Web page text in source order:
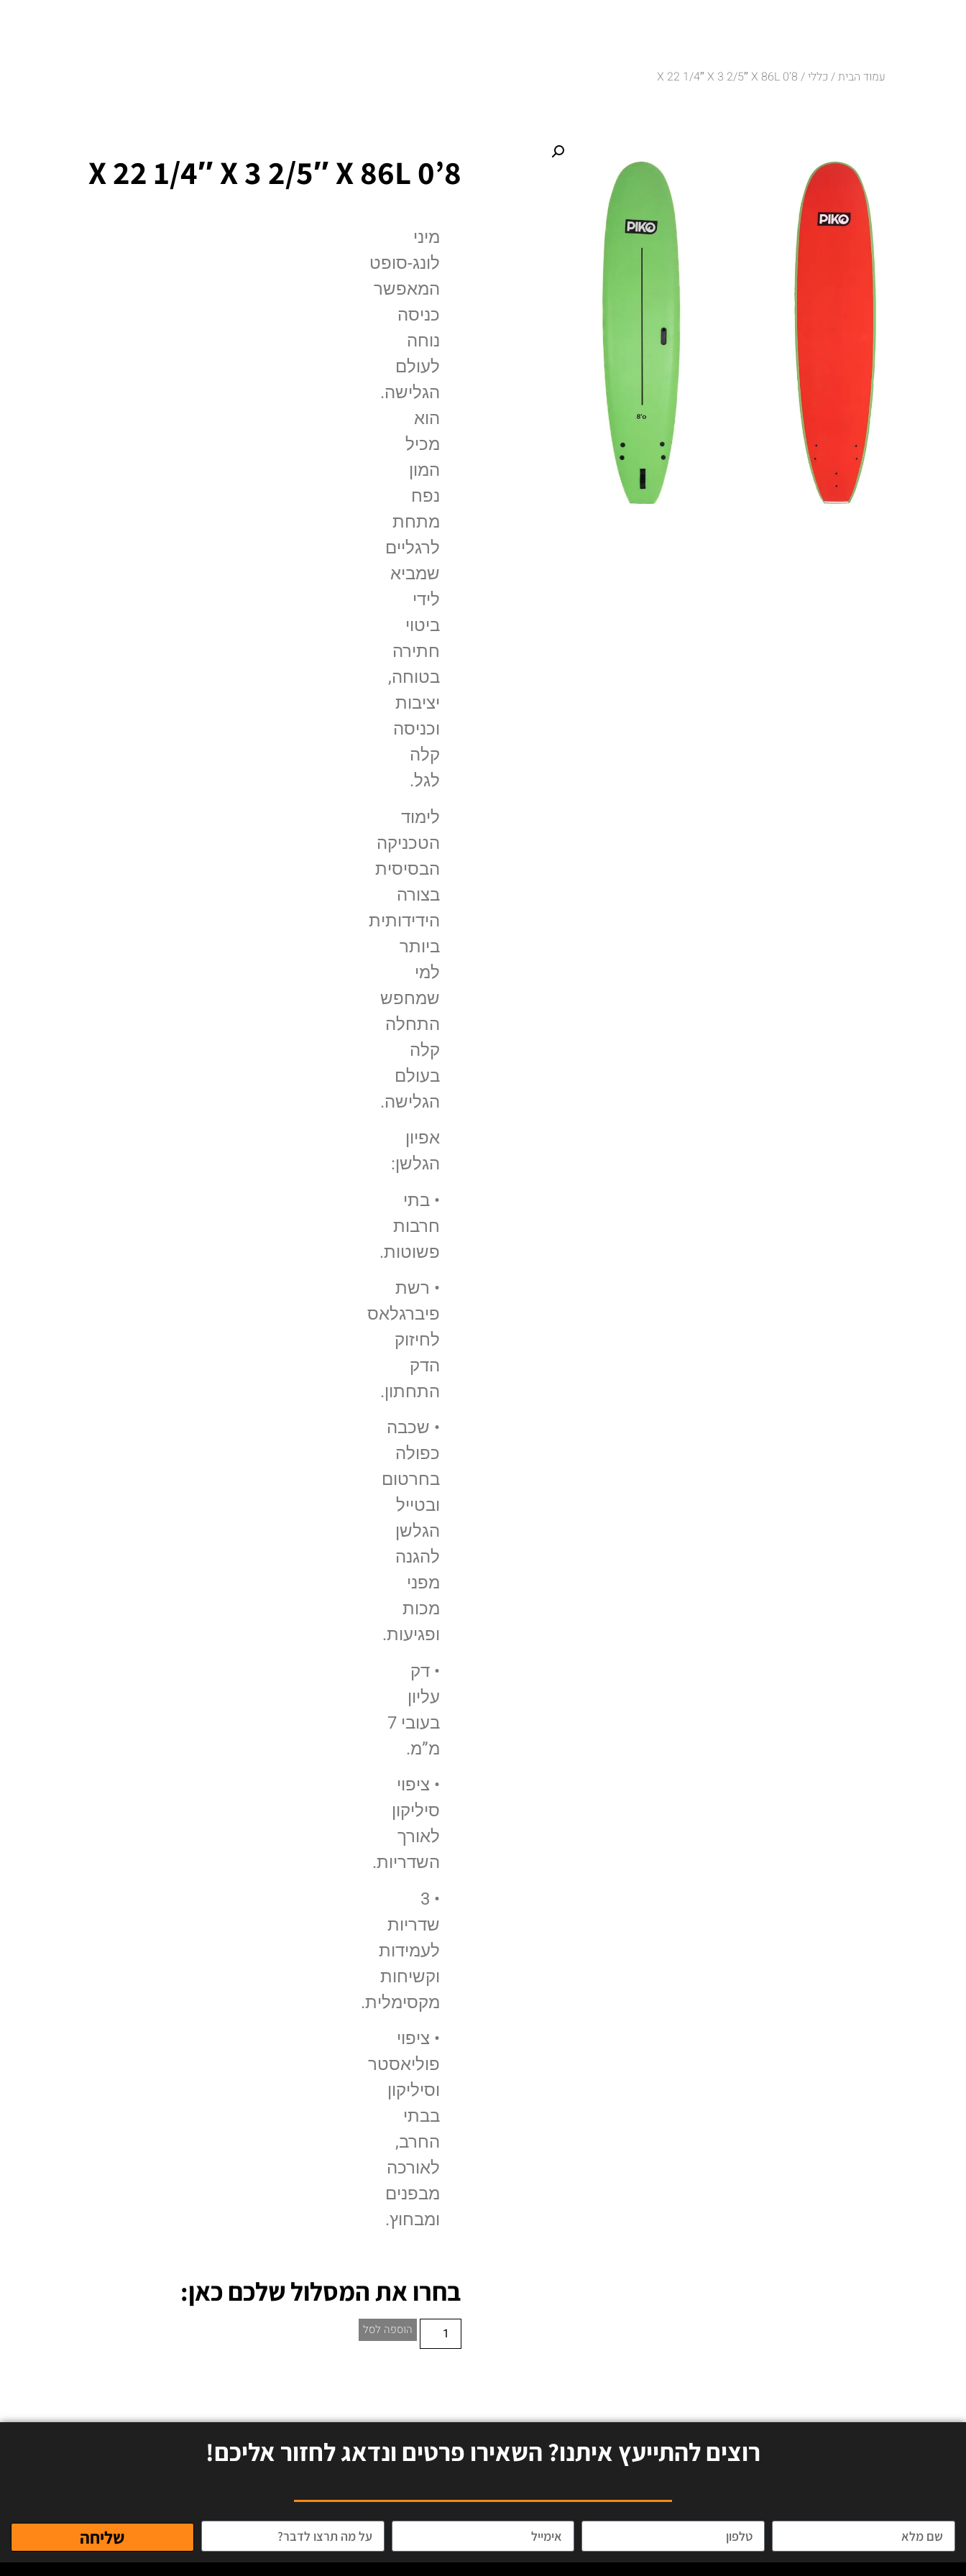
עמוד הבית/ כללי/ 8’0 X 22 1/4″ X 3 2/5″ X 86L
8’0 X 22 1/4″ X 3 2/5″ X 86L
מיני
לונג-סופט
המאפשר
כניסה
נוחה
לעולם
הגלישה.
הוא
מכיל
המון
נפח
מתחת
לרגליים
שמביא
לידי
ביטוי
חתירה
בטוחה,
יציבות
וכניסה
קלה
לגל.
לימוד
הטכניקה
הבסיסית
בצורה
הידידותית
ביותר
למי
שמחפש
התחלה
קלה
בעולם
הגלישה.
אפיון
הגלשן:
• בתי
חרבות
פשוטות.
• רשת
פיברגלאס
לחיזוק
הדק
התחתון.
• שכבה
כפולה
בחרטום
ובטייל
הגלשן
להגנה
מפני
מכות
ופגיעות.
• דק
עליון
בעובי 7
מ”מ.
• ציפוי
סיליקון
לאורך
השדריות.
• 3
שדריות
לעמידות
וקשיחות
מקסימלית.
• ציפוי
פוליאסטר
וסיליקון
בבתי
החרב,
לאורכה
מבפנים
ומבחוץ.
בחרו את המסלול שלכם כאן:
הוספה לסל
רוצים להתייעץ איתנו? השאירו פרטים ונדאג לחזור אליכם!
שליחה